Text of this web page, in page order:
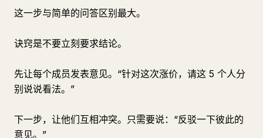
这一步与简单的问答区别最大。
诀窍是不要立刻要求结论。
先让每个成员发表意见。“针对这次涨价，请这 5 个人分
别说说看法。”
下一步，让他们互相冲突。只需要说：“反驳一下彼此的
意见。”